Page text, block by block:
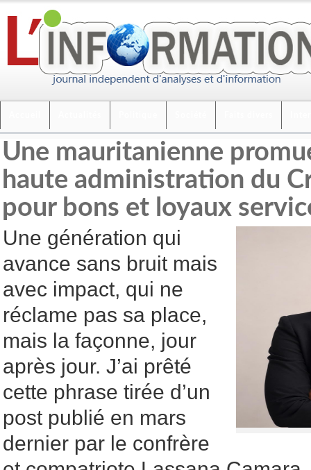
Une mauritanienne
haute administration du
pour bons et loyaux
Une génération qui
avance sans bruit mais
avec impact, qui ne
réclame pas sa place,
mais la façonne, jour
après jour. J’ai prêté
cette phrase tirée d’un
post publié en mars
dernier par le confrère